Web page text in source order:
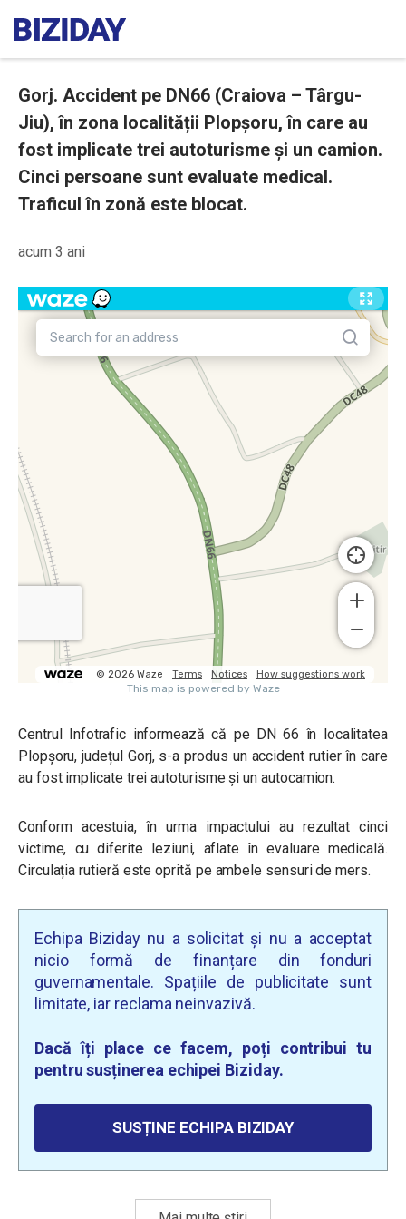
Gorj. Accident pe DN66 (Craiova – Târgu-
Jiu), în zona localității Plopșoru, în care au
fost implicate trei autoturisme și un camion.
Cinci persoane sunt evaluate medical.
Traficul în zonă este blocat.
acum 3 ani
Centrul Infotrafic informează că pe DN 66 în localitatea
Plopșoru, județul Gorj, s-a produs un accident rutier în care
au fost implicate trei autoturisme și un autocamion.
Conform acestuia, în urma impactului au rezultat cinci
victime, cu diferite leziuni, aflate în evaluare medicală.
Circulația rutieră este oprită pe ambele sensuri de mers.
Echipa Biziday nu a solicitat și nu a acceptat
nicio formă de finanțare din fonduri
guvernamentale. Spațiile de publicitate sunt
limitate, iar reclama neinvazivă.
Dacă îți place ce facem, poți contribui tu
pentru susținerea echipei Biziday.
SUSȚINE ECHIPA BIZIDAY